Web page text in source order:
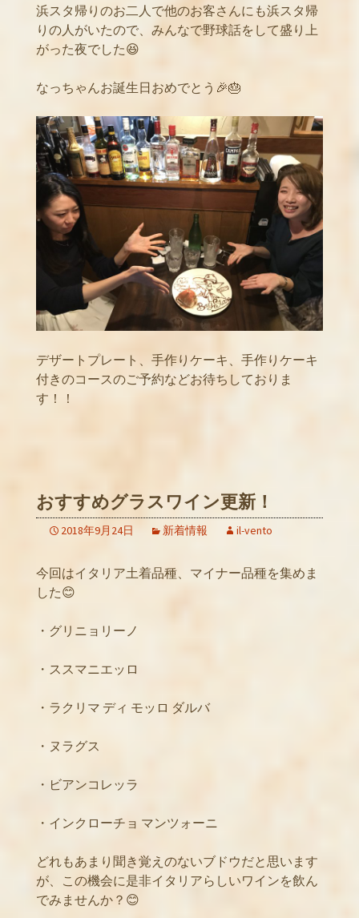
浜スタ帰りのお二人で他のお客さんにも浜スタ帰
りの人がいたので、みんなで野球話をして盛り上
がった夜でした😆
なっちゃんお誕生日おめでとう🎉🎂
デザートプレート、手作りケーキ、手作りケーキ
付きのコースのご予約などお待ちしておりま
す！！
おすすめグラスワイン更新！
2018年9月24日 新着情報 il-vento
今回はイタリア土着品種、マイナー品種を集めま
した😊
・グリニョリーノ
・ススマニエッロ
・ラクリマ ディ モッロ ダルバ
・ヌラグス
・ビアンコレッラ
・インクローチョ マンツォーニ
どれもあまり聞き覚えのないブドウだと思います
が、この機会に是非イタリアらしいワインを飲ん
でみませんか？😊